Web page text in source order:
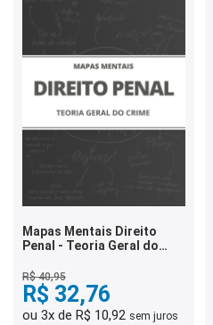
Mapas Mentais Direito
Penal - Teoria Geral do
R$ 40,95
R$ 32,76
ou 3x de R$ 10,92 sem juros